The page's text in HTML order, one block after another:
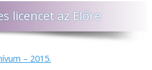
licencet az Előre
– 2015.